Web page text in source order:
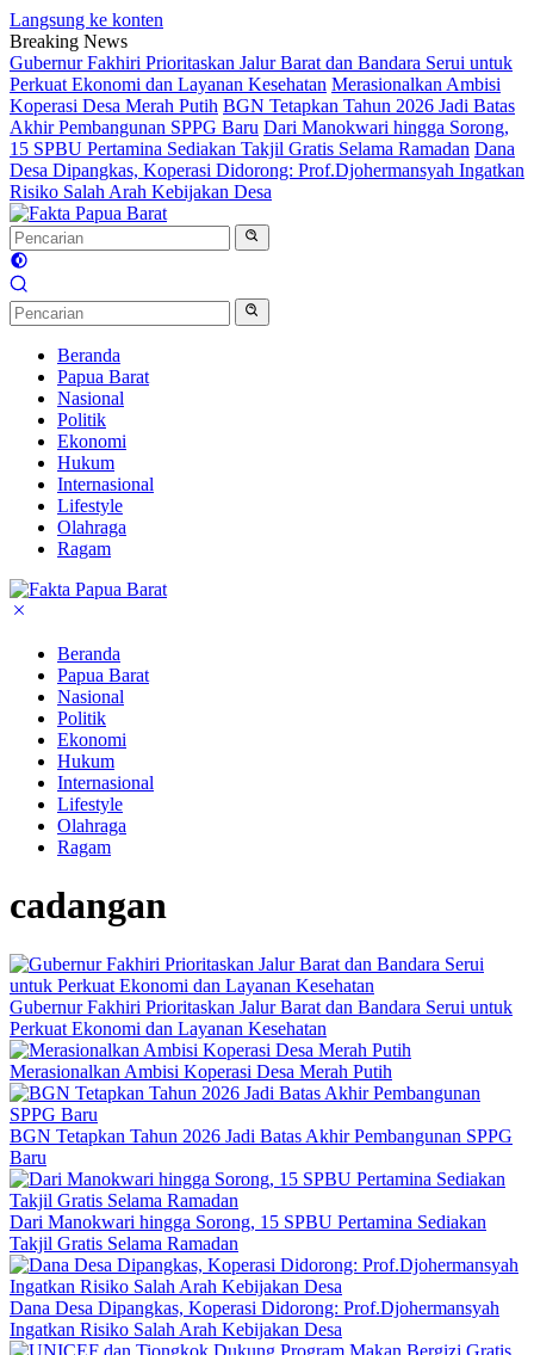
Langsung ke konten
Breaking News
Gubernur Fakhiri Prioritaskan Jalur Barat dan Bandara Serui untuk
Perkuat Ekonomi dan Layanan Kesehatan Merasionalkan Ambisi
Koperasi Desa Merah Putih BGN Tetapkan Tahun 2026 Jadi Batas
Akhir Pembangunan SPPG Baru Dari Manokwari hingga Sorong,
15 SPBU Pertamina Sediakan Takjil Gratis Selama Ramadan Dana
Desa Dipangkas, Koperasi Didorong: Prof.Djohermansyah Ingatkan
Risiko Salah Arah Kebijakan Desa
Beranda
Papua Barat
Nasional
Politik
Ekonomi
Hukum
Internasional
Lifestyle
Olahraga
Ragam
Beranda
Papua Barat
Nasional
Politik
Ekonomi
Hukum
Internasional
Lifestyle
Olahraga
Ragam
cadangan
Gubernur Fakhiri Prioritaskan Jalur Barat dan Bandara Serui untuk
Perkuat Ekonomi dan Layanan Kesehatan
Merasionalkan Ambisi Koperasi Desa Merah Putih
BGN Tetapkan Tahun 2026 Jadi Batas Akhir Pembangunan SPPG
Baru
Dari Manokwari hingga Sorong, 15 SPBU Pertamina Sediakan
Takjil Gratis Selama Ramadan
Dana Desa Dipangkas, Koperasi Didorong: Prof.Djohermansyah
Ingatkan Risiko Salah Arah Kebijakan Desa